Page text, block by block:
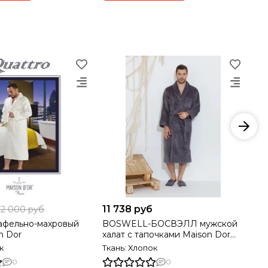
000 руб
махровый
Dor
0
11 738 руб
BOSWELL-БОСВЭЛЛ мужской
халат с тапочками Maison Dor
Турция
Ткань: Хлопок
0